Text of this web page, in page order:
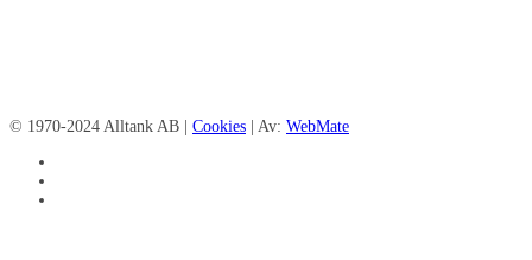
© 1970-2024 Alltank AB | Cookies | Av: WebMate